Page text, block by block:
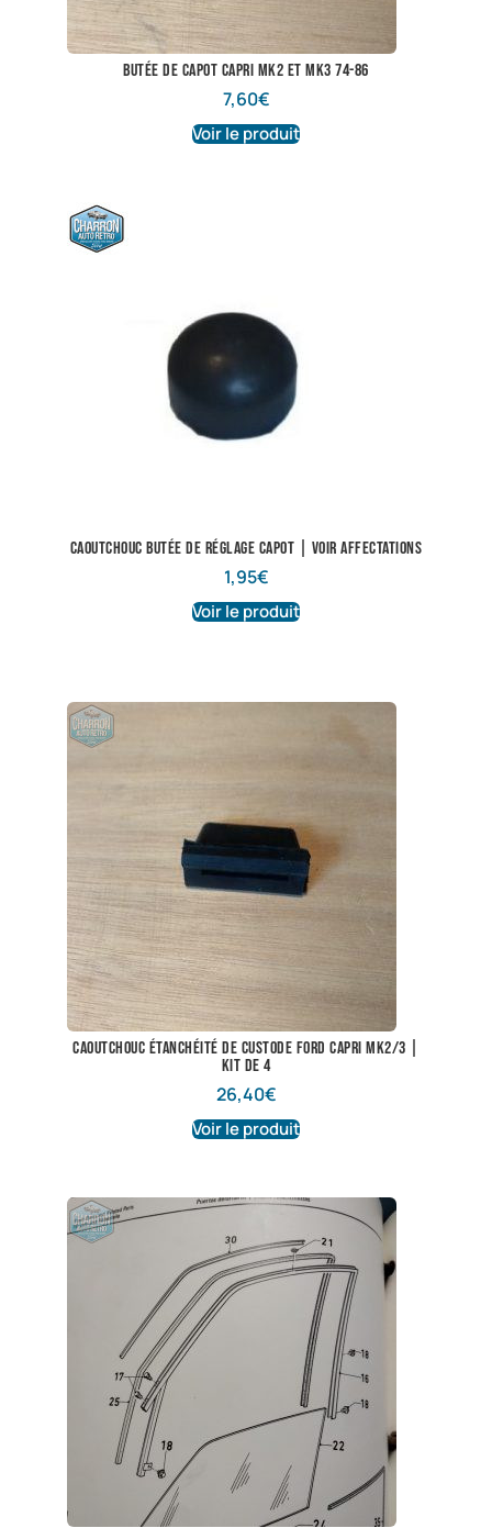
Butée de capot Capri mk2 et mk3 74-86
7,60€
Voir le produit
Caoutchouc butée de réglage capot | Voir affectations
1,95€
Voir le produit
Caoutchouc étanchéité de custode Ford Capri Mk2/3 |
Kit de 4
26,40€
Voir le produit